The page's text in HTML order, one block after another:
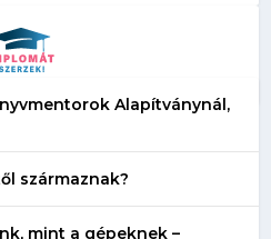
Alapítványnál,
származnak?
mint a gépeknek –